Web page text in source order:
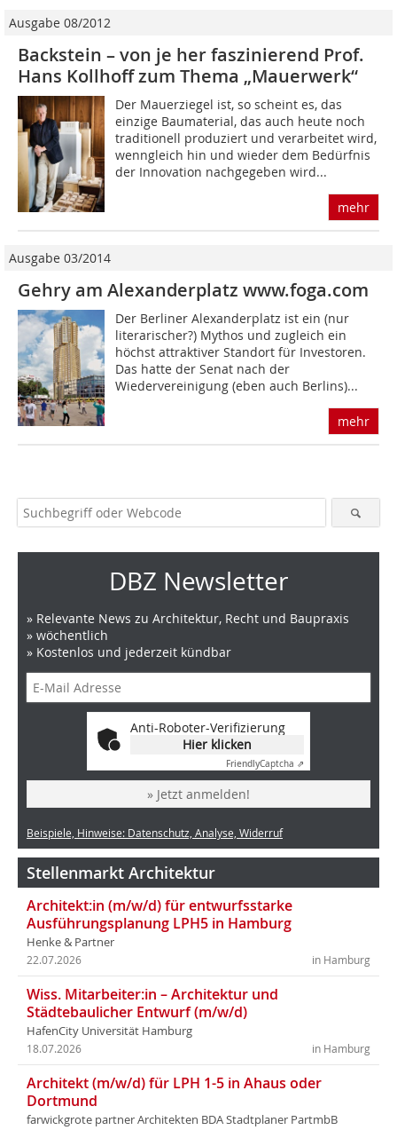
Ausgabe 08/2012
Backstein – von je her faszinierend Prof.
Hans Kollhoff zum Thema „Mauerwerk“
Der Mauerziegel ist, so scheint es, das
einzige Baumaterial, das auch heute noch
traditionell produziert und verarbeitet wird,
wenngleich hin und wieder dem Bedürfnis
der Innovation nachgegeben wird...
mehr
Ausgabe 03/2014
Gehry am Alexanderplatz www.foga.com
Der Berliner Alexanderplatz ist ein (nur
literarischer?) Mythos und zugleich ein
höchst attraktiver Standort für Investoren.
Das hatte der Senat nach der
Wiedervereinigung (eben auch Berlins)...
mehr
DBZ Newsletter
» Relevante News zu Architektur, Recht und Baupraxis
» wöchentlich
» Kostenlos und jederzeit kündbar
Anti-Roboter-Verifizierung
Hier klicken
FriendlyCaptcha ⇗
» Jetzt anmelden!
Beispiele, Hinweise: Datenschutz, Analyse, Widerruf
Stellenmarkt Architektur
Architekt:in (m/w/d) für entwurfsstarke
Ausführungsplanung LPH5 in Hamburg
Henke & Partner
in Hamburg
22.07.2026
Wiss. Mitarbeiter:in – Architektur und
Städtebaulicher Entwurf (m/w/d)
HafenCity Universität Hamburg
in Hamburg
18.07.2026
Architekt (m/w/d) für LPH 1-5 in Ahaus oder
Dortmund
farwickgrote partner Architekten BDA Stadtplaner PartmbB